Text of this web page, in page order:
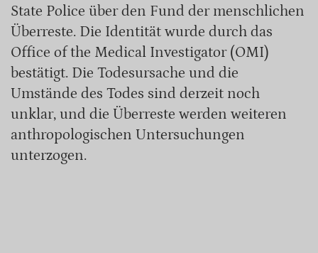
State Police über den Fund der menschlichen
Überreste. Die Identität wurde durch das
Office of the Medical Investigator (OMI)
bestätigt. Die Todesursache und die
Umstände des Todes sind derzeit noch
unklar, und die Überreste werden weiteren
anthropologischen Untersuchungen
unterzogen.